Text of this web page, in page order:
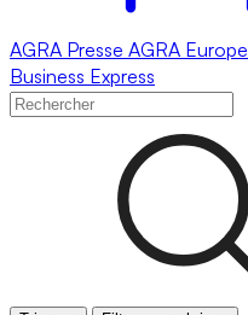
AGRA Presse AGRA Europe
Business Express